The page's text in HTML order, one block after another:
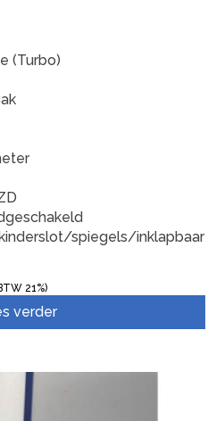
(Turbo)
spiegels/inklapbaar
21%)
verder